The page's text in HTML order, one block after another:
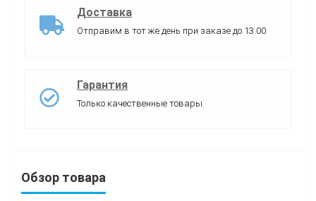
Доставка
Отправим в тот же день при заказе до 13:00
Гарантия
Только качественные товары
Обзор товара